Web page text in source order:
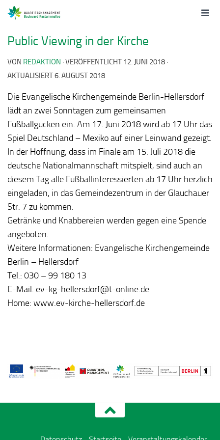
Public Viewing in der Kirche
VON REDAKTION · VERÖFFENTLICHT 12. JUNI 2018 ·
AKTUALISIERT6. AUGUST 2018
Die Evangelische Kirchengemeinde Berlin-Hellersdorf
lädt an zwei Sonntagen zum gemeinsamen
Fußballgucken ein. Am 17. Juni 2018 wird ab 17 Uhr das
Spiel Deutschland – Mexiko auf einer Leinwand gezeigt.
In der Hoffnung, dass im Finale am 15. Juli 2018 die
deutsche Nationalmannschaft mitspielt, sind auch an
diesem Tag alle Fußballinteressierten ab 17 Uhr herzlich
eingeladen, in das Gemeindezentrum in der Glauchauer
Str. 7 zu kommen.
Getränke und Knabbereien werden gegen eine Spende
angeboten.
Weitere Informationen: Evangelische Kirchengemeinde
Berlin – Hellersdorf
Tel.: 030 – 99 180 13
E-Mail: ev-kg-hellersdorf@t-online.de
Home: www.ev-kirche-hellersdorf.de